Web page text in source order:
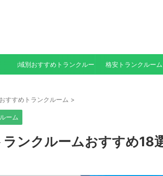
地域別おすすめトランクルーム 格安トランクルーム
すすめトランクルーム >
ーム
ンクルームおすすめ18